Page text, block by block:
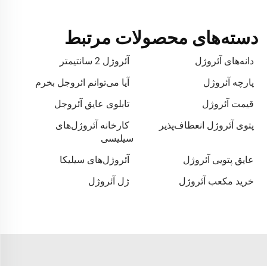
دسته‌های محصولات مرتبط
دانه‌های آئروژل
آئروژل 2 سانتیمتر
پارچه آئروژل
آیا می‌توانم ائروجل بخرم
قیمت آئروژل
تابلوی عایق آئروجل
پتوی آئروژل انعطاف‌پذیر
کارخانه آئروژل‌های
سیلیسی
عایق پتویی آئروژل
آئروژل‌های سیلیکا
خرید مکعب آئروژل
ژل آئروژل